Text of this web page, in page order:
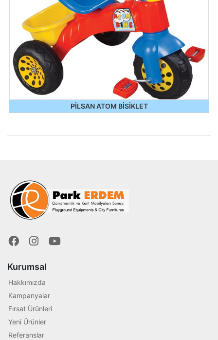
PİLSAN ATOM BİSİKLET
Kurumsal
Hakkımızda
Kampanyalar
Fırsat Ürünleri
Yeni Ürünler
Referanslar